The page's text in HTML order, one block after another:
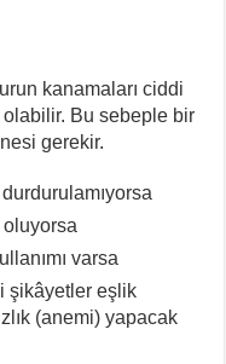
kanamaları ciddi
olabilir. Bu sebeple bir
gerekir.
oluyorsa
varsa
şikâyetler eşlik
(anemi) yapacak